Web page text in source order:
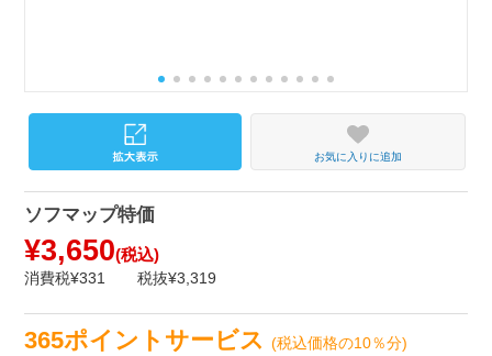
お気に入りに追加
ソフマップ特価
¥3,650(税込)
消費税¥331 税抜¥3,319
365ポイントサービス(税込価格の10％分)